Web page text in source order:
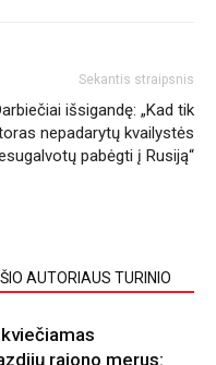
Sekantis straipsnis
išsigandę: „Kad tik
nepadarytų kvailystės
pabėgti į Rusiją“
AUTORIAUS TURINIO
rajono merus: